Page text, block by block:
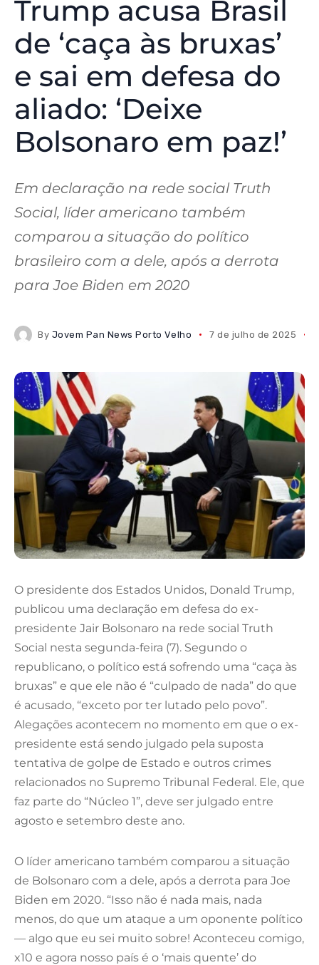
Trump acusa Brasil
de ‘caça às bruxas’
e sai em defesa do
aliado: ‘Deixe
Bolsonaro em paz!’
Em declaração na rede social Truth
Social, líder americano também
comparou a situação do político
brasileiro com a dele, após a derrota
para Joe Biden em 2020
By Jovem Pan News Porto Velho 7 de julho de 2025
O presidente dos Estados Unidos, Donald Trump,
publicou uma declaração em defesa do ex-
presidente Jair Bolsonaro na rede social Truth
Social nesta segunda-feira (7). Segundo o
republicano, o político está sofrendo uma “caça às
bruxas” e que ele não é “culpado de nada” do que
é acusado, “exceto por ter lutado pelo povo”.
Alegações acontecem no momento em que o ex-
presidente está sendo julgado pela suposta
tentativa de golpe de Estado e outros crimes
relacionados no Supremo Tribunal Federal. Ele, que
faz parte do “Núcleo 1”, deve ser julgado entre
agosto e setembro deste ano.
O líder americano também comparou a situação
de Bolsonaro com a dele, após a derrota para Joe
Biden em 2020. “Isso não é nada mais, nada
menos, do que um ataque a um oponente político
— algo que eu sei muito sobre! Aconteceu comigo,
x10 e agora nosso país é o ‘mais quente’ do